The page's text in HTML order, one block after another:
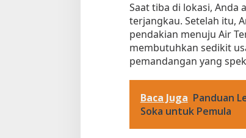
Saat tiba di lokasi, Anda
terjangkau. Setelah itu,
pendakian menuju Air
membutuhkan sedikit
pemandangan yang
Baca Juga Panduan
Soka untuk Pemula